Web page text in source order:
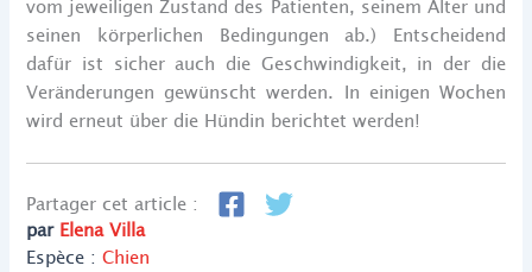
vom jeweiligen Zustand des Patienten, seinem Alter und
seinen körperlichen Bedingungen ab.) Entscheidend
dafür ist sicher auch die Geschwindigkeit, in der die
Veränderungen gewünscht werden. In einigen Wochen
wird erneut über die Hündin berichtet werden!
Partager cet article :
par Elena Villa
Espèce :Chien